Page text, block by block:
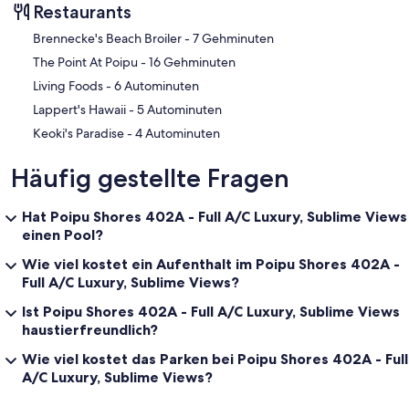
Restaurants
‪Brennecke's Beach Broiler - ‬7 Gehminuten
‪The Point At Poipu - ‬16 Gehminuten
‪Living Foods - ‬6 Autominuten
‪Lappert's Hawaii - ‬5 Autominuten
‪Keoki's Paradise - ‬4 Autominuten
Häufig gestellte Fragen
Hat Poipu Shores 402A - Full A/C Luxury, Sublime Views
einen Pool?
Wie viel kostet ein Aufenthalt im Poipu Shores 402A -
Full A/C Luxury, Sublime Views?
Ist Poipu Shores 402A - Full A/C Luxury, Sublime Views
haustierfreundlich?
Wie viel kostet das Parken bei Poipu Shores 402A - Full
A/C Luxury, Sublime Views?